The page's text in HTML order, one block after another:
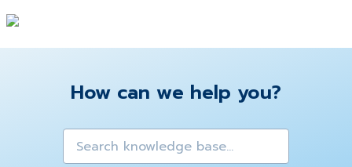
How can we help you?